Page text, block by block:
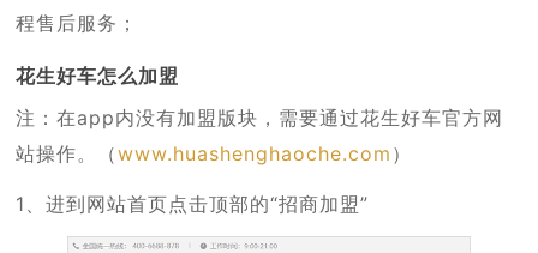
程售后服务；
花生好车怎么加盟
注：在app内没有加盟版块，需要通过花生好车官方网
站操作。（www.huashenghaoche.com ）
1、进到网站首页点击顶部的“招商加盟”